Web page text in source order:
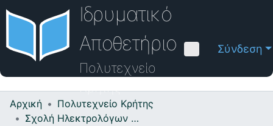
Ιδρυματικό
Αποθετήριο
Πολυτεχνείο
Κρήτης
Σύνδεση
Κοινότητες & Συλλογές
Αρχική
Πολυτεχνείο Κρήτης
Σχολή Ηλεκτρολόγων Μηχανικών και Μηχανικών Υπολογιστών